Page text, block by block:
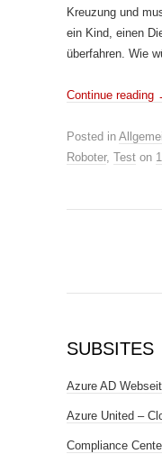
Kreuzung und
ein Kind, einen
überfahren. Wie
Continue reading
Posted in
Roboter, Test on
SUBSITES
Azure AD
Azure United –
Compliance